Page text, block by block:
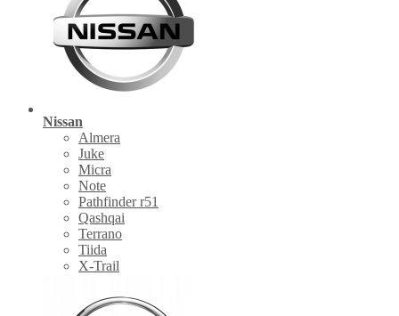
Nissan
Almera
Juke
Micra
Note
Pathfinder r51
Qashqai
Terrano
Tiida
X-Trail